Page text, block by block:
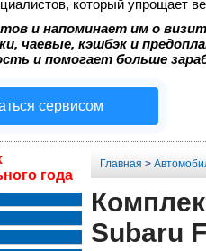
который упрощает
и напоминает им о
чаевые, кэшбэк и
и помогает больше
сервисом
года
Главная >
Subaru